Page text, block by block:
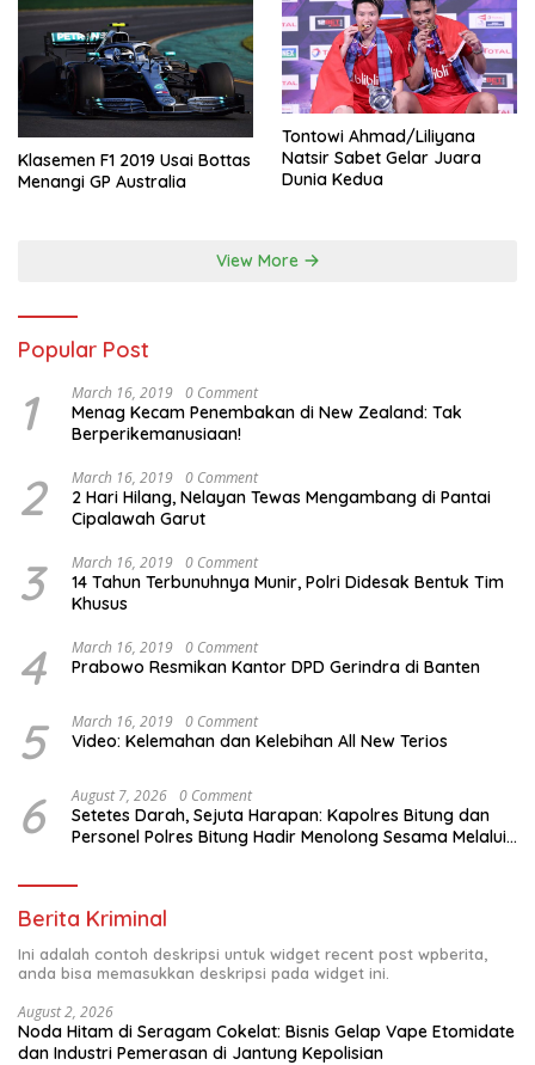
Klasemen F1 2019 Usai Bottas
Menangi GP Australia
Tontowi Ahmad/Liliyana
Natsir Sabet Gelar Juara
Dunia Kedua
View More
Popular Post
1 March 16, 2019 0 Comment
Menag Kecam Penembakan di New Zealand: Tak
Berperikemanusiaan!
2 March 16, 2019 0 Comment
2 Hari Hilang, Nelayan Tewas Mengambang di Pantai
Cipalawah Garut
3 March 16, 2019 0 Comment
14 Tahun Terbunuhnya Munir, Polri Didesak Bentuk Tim
Khusus
4 March 16, 2019 0 Comment
Prabowo Resmikan Kantor DPD Gerindra di Banten
5 March 16, 2019 0 Comment
Video: Kelemahan dan Kelebihan All New Terios
6 August 7, 2026 0 Comment
Setetes Darah, Sejuta Harapan: Kapolres Bitung dan
Personel Polres Bitung Hadir Menolong Sesama Melalui
Berita Kriminal
Ini adalah contoh deskripsi untuk widget recent post wpberita,
anda bisa memasukkan deskripsi pada widget ini.
August 2, 2026
Noda Hitam di Seragam Cokelat: Bisnis Gelap Vape Etomidate
dan Industri Pemerasan di Jantung Kepolisian